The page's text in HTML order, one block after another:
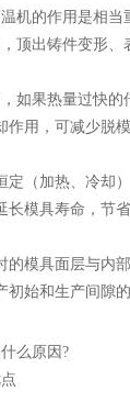
机的作用是相
顶出铸件变形
如果热量过快
作用，可减少脱
（加热、冷却
长模具寿命，节
模具面层与内
始和生产间隙
么原因?